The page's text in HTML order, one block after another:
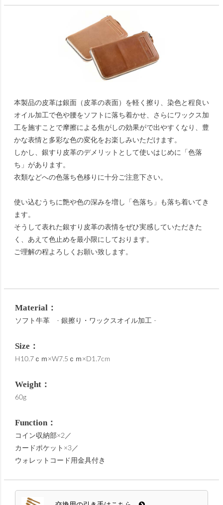
本製品の皮革は銀面（皮革の表面）を軽く擦り、染色と程良い
オイル加工で色や腰をソフトに落ち着かせ、さらにワックス加
工を施すことで摩擦による焦がしの効果がで出やすくなり、豊
かな表情と多彩な色の変化をお楽しみいただけます。
しかし、銀すり皮革のデメリットとして使いはじめに「色落
ち」があります。
衣類などへの色落ち色移りに十分ご注意下さい。
使い込むうちに艶や色の深みを増し「色落ち」も落ち着いてき
ます。
そうして表れた銀すり皮革の表情をぜひ実感していただきた
く、あえて色止めを最小限にしております。
ご理解の程よろしくお願い致します。
Material：
ソフト牛革 - 銀擦り・ワックスオイル加工 -
Size：
H10.7ｃｍ×W7.5ｃｍ×D1.7cm
Weight：
60g
Function：
コイン収納部×2／
カードポケット×3／
ウォレットコード用金具付き